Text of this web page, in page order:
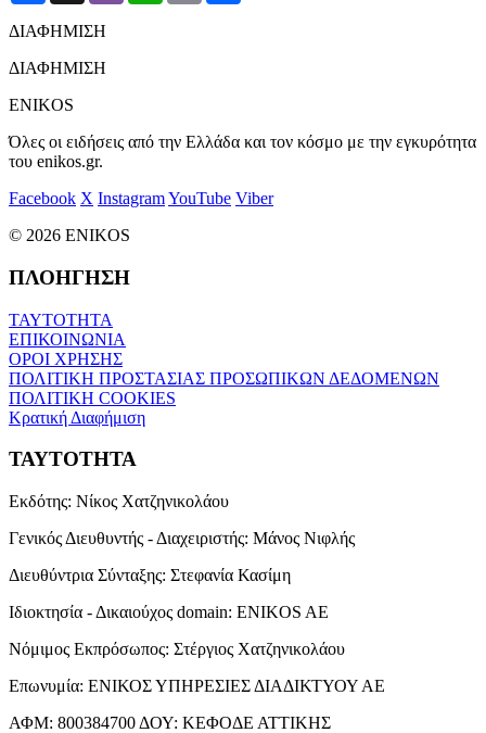
ΔΙΑΦΗΜΙΣΗ
ΔΙΑΦΗΜΙΣΗ
ENIKOS
Όλες οι ειδήσεις από την Ελλάδα και τον κόσμο με την εγκυρότητα
του enikos.gr.
Facebook X InstagramYouTube Viber
© 2026 ENIKOS
ΠΛΟΗΓΗΣΗ
ΤΑΥΤΟΤΗΤΑ
ΕΠΙΚΟΙΝΩΝΙΑ
ΟΡΟΙ ΧΡΗΣΗΣ
ΠΟΛΙΤΙΚΗ ΠΡΟΣΤΑΣΙΑΣ ΠΡΟΣΩΠΙΚΩΝ ΔΕΔΟΜΕΝΩΝ
ΠΟΛΙΤΙΚΗ COOKIES
Κρατική Διαφήμιση
ΤΑΥΤΟΤΗΤΑ
Εκδότης: Νίκος Χατζηνικολάου
Γενικός Διευθυντής - Διαχειριστής: Μάνος Νιφλής
Διευθύντρια Σύνταξης: Στεφανία Κασίμη
Ιδιοκτησία - Δικαιούχος domain: ENIKOS AE
Νόμιμος Εκπρόσωπος: Στέργιος Χατζηνικολάου
Επωνυμία: ΕΝΙΚΟΣ ΥΠΗΡΕΣΙΕΣ ΔΙΑΔΙΚΤΥΟΥ ΑΕ
ΑΦΜ: 800384700 ΔΟΥ: ΚΕΦΟΔΕ ΑΤΤΙΚΗΣ